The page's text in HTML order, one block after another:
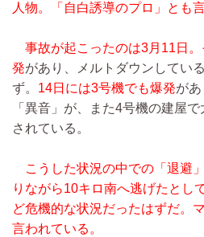
人物。「自白誘導のプロ」とも言
事故が起こったのは3月11日。
発があり、メルトダウンしてい
ず。 14日には3号機でも爆発が
「異音」が、また4号機の建屋
されている。
こうした状況の中での「退避
りながら10キロ南へ逃げたとし
ど危機的な状況だったはずだ。
言われている。